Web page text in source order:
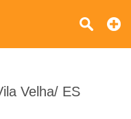
Velha/ ES